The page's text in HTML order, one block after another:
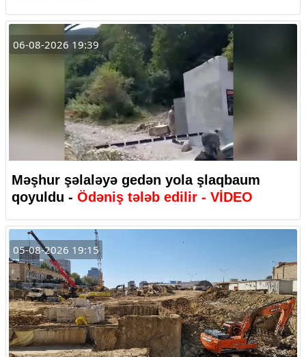
06-08-2026 19:39
Məşhur şəlaləyə gedən yola şlaqbaum
qoyuldu - Ödəniş tələb edilir - VİDEO
05-08-2026 19:15